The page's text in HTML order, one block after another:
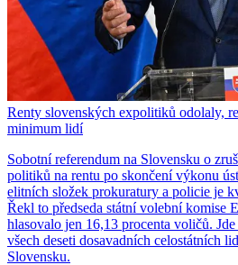
Renty slovenských expolitiků odolaly,
minimum lidí
Sobotní referendum na Slovensku o
politiků na rentu po skončení výkonu
elitních složek prokuratury a policie je
Řekl to předseda státní volební komise
hlasovalo jen 16,13 procenta voličů.
všech deseti dosavadních celostátních
Slovensku.